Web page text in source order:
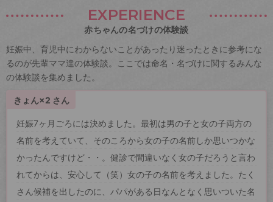
EXPERIENCE
赤ちゃんの名づけの体験談
妊娠中、育児中にわからないことがあったり迷ったときに参考にな
るのが先輩ママ達の体験談。ここでは命名・名づけに関するみんな
の体験談を集めました。
きょん×2 さん
妊娠7ヶ月ごろには決めました。最初は男の子と女の子両方の
名前を考えていて、そのころから女の子の名前しか思いつかな
かったんですけど・・。健診で間違いなく女の子だろうと言わ
れてからは、安心して（笑）女の子の名前を考えました。たく
さん候補を出したのに、パパがある日なんとなく思いついた名